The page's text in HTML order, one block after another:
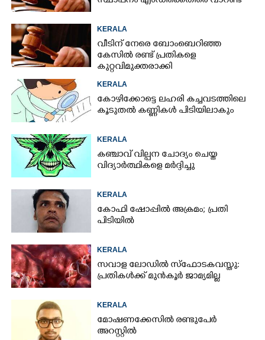
KERALA
വീടിന് നേരെ ബോംബെറിഞ്ഞ
കേസിൽ രണ്ട് പ്രതികളെ
കുറ്റവിമുക്തരാക്കി
KERALA
കോഴിക്കോട്ടെ ലഹരി കച്ചവടത്തിലെ
കൂടുതൽ കണ്ണികൾ പിടിയിലാകും
KERALA
കഞ്ചാവ് വില്പന ചോദ്യം ചെയ്ത
വിദ്യാർത്ഥികളെ മർദ്ദിച്ചു
KERALA
കോഫി ഷോപ്പിൽ അക്രമം; പ്രതി
പിടിയിൽ
KERALA
സവാള ലോഡിൽ സ്ഫോടകവസ്തു:
പ്രതികൾക്ക് മുൻകൂർ ജാമ്യമില്ല
KERALA
മോഷണക്കേസിൽ രണ്ടുപേർ
അറസ്റ്റിൽ